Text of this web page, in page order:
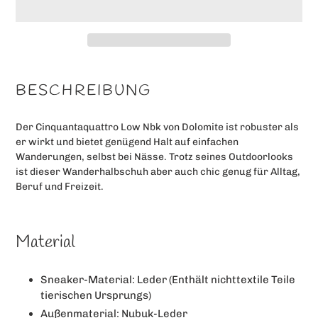
wird
zum
hinzugefügt
BESCHREIBUNG
Der Cinquantaquattro Low Nbk von Dolomite ist robuster als
er wirkt und bietet genügend Halt auf einfachen
Wanderungen, selbst bei Nässe. Trotz seines Outdoorlooks
ist dieser Wanderhalbschuh aber auch chic genug für Alltag,
Beruf und Freizeit.
Material
Sneaker-Material: Leder (Enthält nichttextile Teile
tierischen Ursprungs)
Außenmaterial: Nubuk-Leder